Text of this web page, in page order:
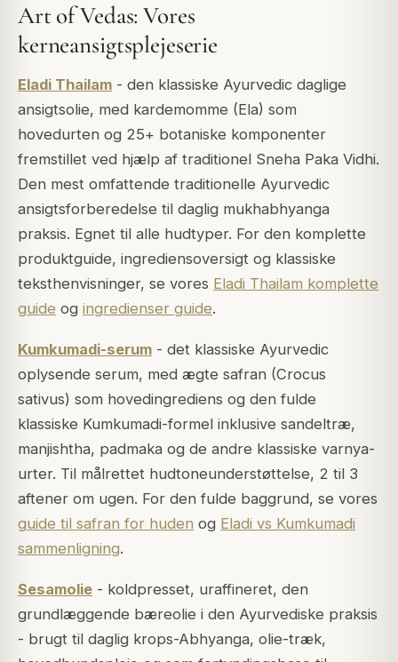
Art of Vedas: Vores
kerneansigtsplejeserie
Eladi Thailam - den klassiske Ayurvedic daglige
ansigtsolie, med kardemomme (Ela) som
hovedurten og 25+ botaniske komponenter
fremstillet ved hjælp af traditionel Sneha Paka Vidhi.
Den mest omfattende traditionelle Ayurvedic
ansigtsforberedelse til daglig mukhabhyanga
praksis. Egnet til alle hudtyper. For den komplette
produktguide, ingrediensoversigt og klassiske
teksthenvisninger, se vores Eladi Thailam komplette
guide og ingredienser guide.
Kumkumadi-serum - det klassiske Ayurvedic
oplysende serum, med ægte safran (Crocus
sativus) som hovedingrediens og den fulde
klassiske Kumkumadi-formel inklusive sandeltræ,
manjishtha, padmaka og de andre klassiske varnya-
urter. Til målrettet hudtoneunderstøttelse, 2 til 3
aftener om ugen. For den fulde baggrund, se vores
guide til safran for huden og Eladi vs Kumkumadi
sammenligning.
Sesamolie - koldpresset, uraffineret, den
grundlæggende bæreolie i den Ayurvediske praksis
- brugt til daglig krops-Abhyanga, olie-træk,